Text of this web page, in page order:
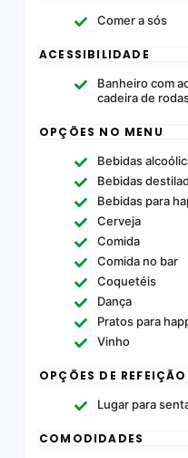
Comer a sós
ACESSIBILIDADE
Banheiro com
cadeira de
OPÇÕES NO MENU
Bebidas
Bebidas
Bebidas para
Cerveja
Comida
Comida no bar
Coquetéis
Dança
Pratos para
Vinho
OPÇÕES DE REFEIÇÃO
Lugar para
COMODIDADES